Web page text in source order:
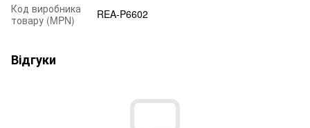
Код виробника
товару (MPN)
REA-P6602
Відгуки